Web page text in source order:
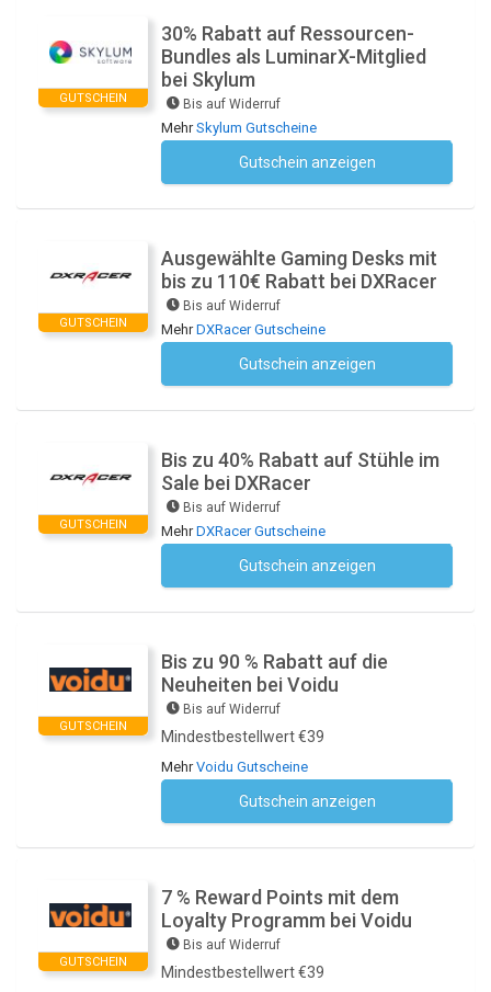
GUTSCHEIN
30% Rabatt auf Ressourcen-
Bundles als LuminarX-Mitglied
bei Skylum
Bis auf Widerruf
MehrSkylum Gutscheine
Gutschein anzeigen
GUTSCHEIN
Ausgewählte Gaming Desks mit
bis zu 110€ Rabatt bei DXRacer
Bis auf Widerruf
MehrDXRacer Gutscheine
Gutschein anzeigen
GUTSCHEIN
Bis zu 40% Rabatt auf Stühle im
Sale bei DXRacer
Bis auf Widerruf
MehrDXRacer Gutscheine
Gutschein anzeigen
GUTSCHEIN
Bis zu 90 % Rabatt auf die
Neuheiten bei Voidu
Bis auf Widerruf
Mindestbestellwert €39
MehrVoidu Gutscheine
Gutschein anzeigen
GUTSCHEIN
7 % Reward Points mit dem
Loyalty Programm bei Voidu
Bis auf Widerruf
Mindestbestellwert €39